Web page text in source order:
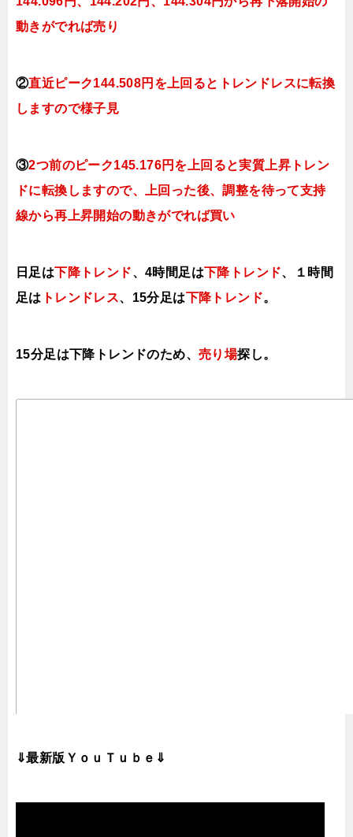
動きがでれば売り
②直近ピーク144.508円を上回るとトレンドレスに転換
しますので様子見
③2つ前のピーク145.176円を上回ると実質上昇トレン
ドに転換 しますので、上回った後、調整を待って支持
線から再上昇開始の動きがでれば買い
日足は下降トレンド、4時間足は下降トレンド、１時間
足は トレンドレス、15分足は下降トレンド。
15分足は下降トレンドのため、 売り場探し。
⇓最新版ＹｏｕＴｕｂｅ⇓